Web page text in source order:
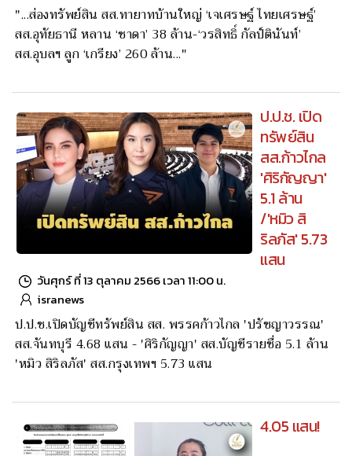
"...ส่องทรัพย์สิน สส.ทายาทบ้านใหญ่ ‘เจเศรษฐ์ ไทยเศรษฐ์’
สส.อุทัยธานี หลาน ‘ชาดา’ 38 ล้าน-‘วรสิทธิ์ กัลป์ตินันท์’
สส.อุบลฯ ลูก ‘เกรียง’ 260 ล้าน..."
ป.ป.ช. เปิด
ทรัพย์สิน
สส.ก้าวไกล
'ศิริกัญญา'
5.1 ล้าน
/'หมิว สิ
ริลภัส' 5.73
แสน
วันศุกร์ ที่ 13 ตุลาคม 2566 เวลา 11:00 น.
isranews
ป.ป.ช.เปิดบัญชีทรัพย์สิน สส. พรรคก้าวไกล 'ปรัชญาวรรณ'
สส.จันทบุรี 4.68 แสน - 'ศิริกัญญา' สส.บัญชีรายชื่อ 5.1 ล้าน
'หมิว สิริลภัส' สส.กรุงเทพฯ 5.73 แสน
4.05 แสน!